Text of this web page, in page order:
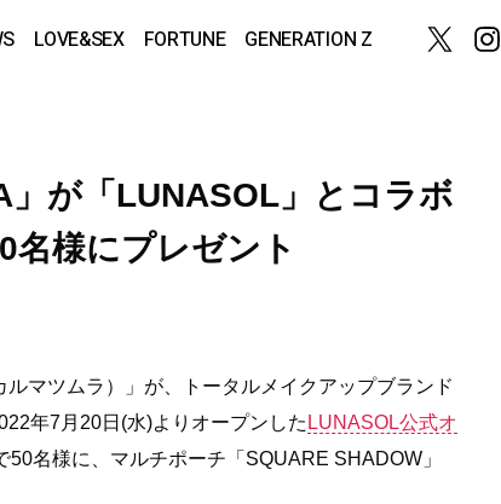
LOVE&SEX FORTUNE GENERATION Z
」が「LUNASOL」とコラボ
名様にプレゼント
ルマツムラ）」が、トータルメイクアップブランド
年7月20日(水)よりオープンした LUNASOL公式オ
名様に、マルチポーチ「SQUARE SHADOW」